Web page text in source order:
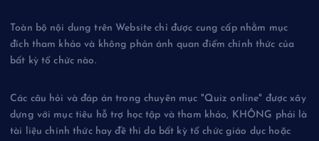
Toàn bộ nội dung trên Website chỉ được cung cấp nhằm mục
đích tham khảo và không phản ánh quan điểm chính thức của
bất kỳ tổ chức nào.
Các câu hỏi và đáp án trong chuyên mục "Quiz online" được xây
dựng với mục tiêu hỗ trợ học tập và tham khảo, KHÔNG phải là
tài liệu chính thức hay đề thi do bất kỳ tổ chức giáo dục hoặc